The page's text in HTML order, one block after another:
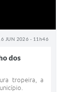
JUN 2026 - 11h46
dos
tropeira, a